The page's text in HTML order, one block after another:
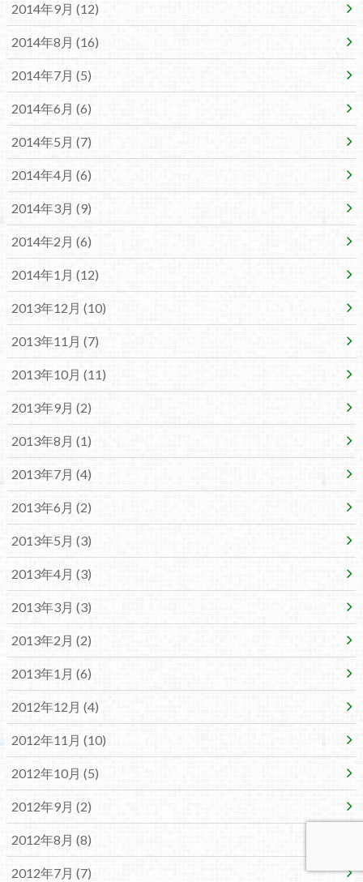
2014年9月 (12)
2014年8月 (16)
2014年7月 (5)
2014年6月 (6)
2014年5月 (7)
2014年4月 (6)
2014年3月 (9)
2014年2月 (6)
2014年1月 (12)
2013年12月 (10)
2013年11月 (7)
2013年10月 (11)
2013年9月 (2)
2013年8月 (1)
2013年7月 (4)
2013年6月 (2)
2013年5月 (3)
2013年4月 (3)
2013年3月 (3)
2013年2月 (2)
2013年1月 (6)
2012年12月 (4)
2012年11月 (10)
2012年10月 (5)
2012年9月 (2)
2012年8月 (8)
2012年7月 (7)